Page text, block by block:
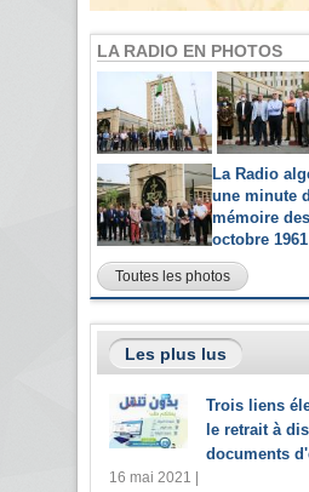
LA RADIO EN PHOTOS
La Radio
une minute
mémoire
octobre 1961
Toutes les photos
Les plus lus
Trois liens
le retrait à
documents
16 mai 2021 |